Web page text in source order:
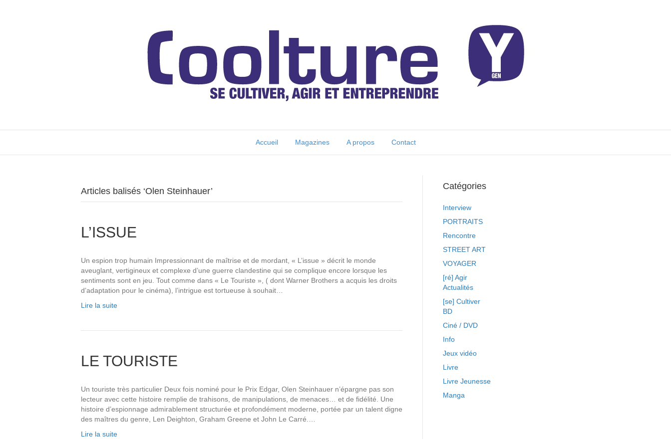
Accueil Magazines A propos Contact
Articles balisés ‘Olen Steinhauer’
L’ISSUE
Un espion trop humain Impressionnant de maîtrise et de mordant, « L’issue » décrit le monde
aveuglant, vertigineux et complexe d’une guerre clandestine qui se complique encore lorsque les
sentiments sont en jeu. Tout comme dans « Le Touriste », ( dont Warner Brothers a acquis les droits
d’adaptation pour le cinéma), l’intrigue est tortueuse à souhait…
Lire la suite
LE TOURISTE
Un touriste très particulier Deux fois nominé pour le Prix Edgar, Olen Steinhauer n’épargne pas son
lecteur avec cette histoire remplie de trahisons, de manipulations, de menaces… et de fidélité. Une
histoire d’espionnage admirablement structurée et profondément moderne, portée par un talent digne
des maîtres du genre, Len Deighton, Graham Greene et John Le Carré.…
Lire la suite
Catégories
Interview
PORTRAITS
Rencontre
STREET ART
VOYAGER
[ré] Agir
Actualités
[se] Cultiver
BD
Ciné / DVD
Info
Jeux vidéo
Livre
Livre Jeunesse
Manga